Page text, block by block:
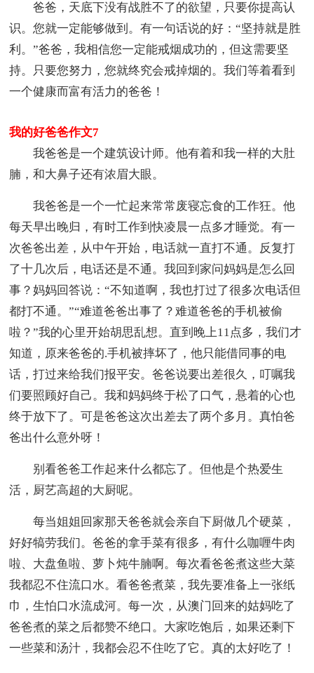
爸爸，天底下没有战胜不了的欲望，只要你提高认
识。您就一定能够做到。有一句话说的好：“坚持就是胜
利。”爸爸，我相信您一定能戒烟成功的，但这需要坚
持。只要您努力，您就终究会戒掉烟的。我们等着看到
一个健康而富有活力的爸爸！
我的好爸爸作文7
我爸爸是一个建筑设计师。他有着和我一样的大肚
腩，和大鼻子还有浓眉大眼。
我爸爸是一个一忙起来常常废寝忘食的工作狂。他
每天早出晚归，有时工作到快凌晨一点多才睡觉。有一
次爸爸出差，从中午开始，电话就一直打不通。反复打
了十几次后，电话还是不通。我回到家问妈妈是怎么回
事？妈妈回答说：“不知道啊，我也打过了很多次电话但
都打不通。”“难道爸爸出事了？难道爸爸的手机被偷
啦？”我的心里开始胡思乱想。直到晚上11点多，我们才
知道，原来爸爸的.手机被摔坏了，他只能借同事的电
话，打过来给我们报平安。爸爸说要出差很久，叮嘱我
们要照顾好自己。我和妈妈终于松了口气，悬着的心也
终于放下了。可是爸爸这次出差去了两个多月。真怕爸
爸出什么意外呀！
别看爸爸工作起来什么都忘了。但他是个热爱生
活，厨艺高超的大厨呢。
每当姐姐回家那天爸爸就会亲自下厨做几个硬菜，
好好犒劳我们。爸爸的拿手菜有很多，有什么咖喱牛肉
啦、大盘鱼啦、萝卜炖牛腩啊。每次看爸爸煮这些大菜
我都忍不住流口水。看爸爸煮菜，我先要准备上一张纸
巾，生怕口水流成河。每一次，从澳门回来的姑妈吃了
爸爸煮的菜之后都赞不绝口。大家吃饱后，如果还剩下
一些菜和汤汁，我都会忍不住吃了它。真的太好吃了！